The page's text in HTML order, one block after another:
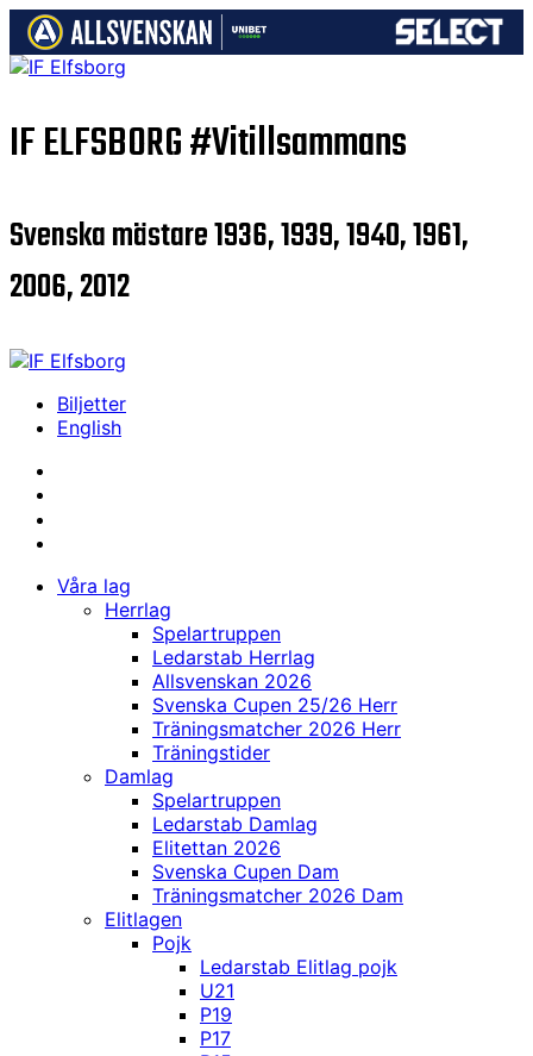
IF ELFSBORG#Vitillsammans
Svenska mästare 1936, 1939, 1940, 1961,
2006, 2012
Biljetter
English
Våra lag
Herrlag
Spelartruppen
Ledarstab Herrlag
Allsvenskan 2026
Svenska Cupen 25/26 Herr
Träningsmatcher 2026 Herr
Träningstider
Damlag
Spelartruppen
Ledarstab Damlag
Elitettan 2026
Svenska Cupen Dam
Träningsmatcher 2026 Dam
Elitlagen
Pojk
Ledarstab Elitlag pojk
U21
P19
P17